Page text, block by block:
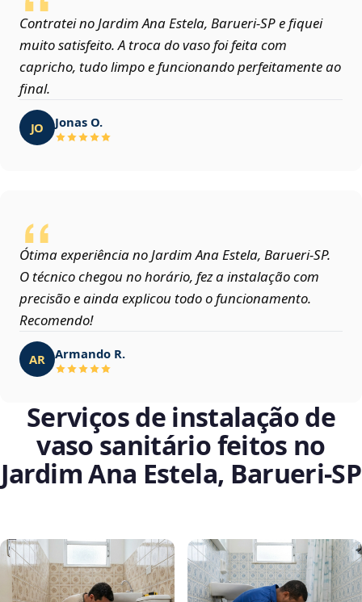
Contratei no Jardim Ana Estela, Barueri‑SP e fiquei
muito satisfeito. A troca do vaso foi feita com
capricho, tudo limpo e funcionando perfeitamente ao
final.
JO Jonas O.
Ótima experiência no Jardim Ana Estela, Barueri‑SP.
O técnico chegou no horário, fez a instalação com
precisão e ainda explicou todo o funcionamento.
Recomendo!
AR Armando R.
Serviços de instalação de
vaso sanitário feitos no
Jardim Ana Estela, Barueri‑SP